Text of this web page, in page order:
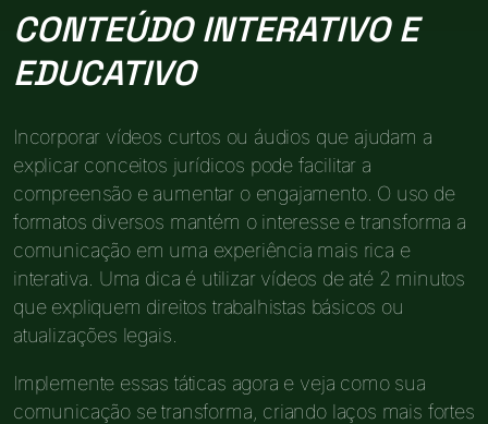
CONTEÚDO INTERATIVO E
EDUCATIVO
Incorporar vídeos curtos ou áudios que ajudam a
explicar conceitos jurídicos pode facilitar a
compreensão e aumentar o engajamento. O uso de
formatos diversos mantém o interesse e transforma a
comunicação em uma experiência mais rica e
interativa. Uma dica é utilizar vídeos de até 2 minutos
que expliquem direitos trabalhistas básicos ou
atualizações legais.
Implemente essas táticas agora e veja como sua
comunicação se transforma, criando laços mais fortes